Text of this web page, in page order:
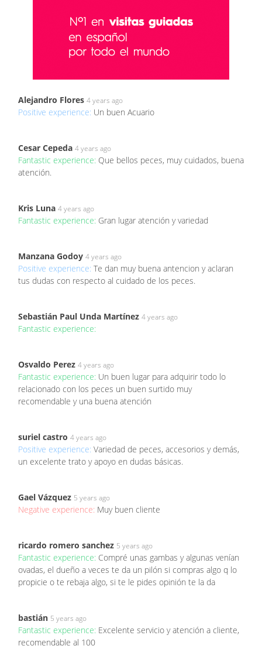
Alejandro Flores 4 years ago
Positive experience: Un buen Acuario
Cesar Cepeda 4 years ago
Fantastic experience: Que bellos peces, muy cuidados, buena
atención.
Kris Luna 4 years ago
Fantastic experience: Gran lugar atención y variedad
Manzana Godoy 4 years ago
Positive experience: Te dan muy buena antencion y aclaran
tus dudas con respecto al cuidado de los peces.
Sebastián Paul Unda Martínez 4 years ago
Fantastic experience:
Osvaldo Perez 4 years ago
Fantastic experience: Un buen lugar para adquirir todo lo
relacionado con los peces un buen surtido muy
recomendable y una buena atención
suriel castro 4 years ago
Positive experience: Variedad de peces, accesorios y demás,
un excelente trato y apoyo en dudas básicas.
Gael Vázquez 5 years ago
Negative experience: Muy buen cliente
ricardo romero sanchez 5 years ago
Fantastic experience: Compré unas gambas y algunas venían
ovadas, el dueño a veces te da un pilón si compras algo q lo
propicie o te rebaja algo, si te le pides opinión te la da
bastián 5 years ago
Fantastic experience: Excelente servicio y atención a cliente,
recomendable al 100